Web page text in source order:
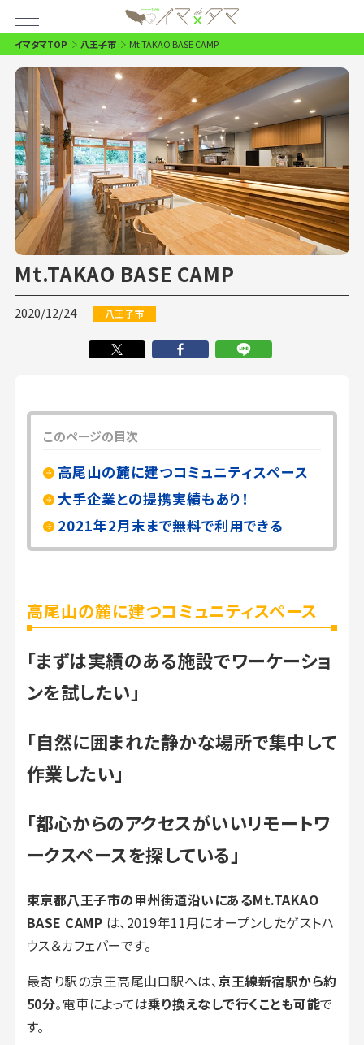
イマタマTOP 八王子市 Mt.TAKAO BASE CAMP
Mt.TAKAO BASE CAMP
2020/12/24 八王子市
このページの目次
高尾山の麓に建つコミュニティスペース
大手企業との提携実績もあり！
2021年2月末まで無料で利用できる
高尾山の麓に建つコミュニティスペース
「まずは実績のある施設でワーケーショ
ンを試したい」
「自然に囲まれた静かな場所で集中して
作業したい」
「都心からのアクセスがいいリモートワ
ークスペースを探している」
東京都八王子市の甲州街道沿いにあるMt.TAKAO
BASE CAMP は、2019年11月にオープンしたゲストハ
ウス＆カフェバーです。
最寄り駅の京王高尾山口駅へは、京王線新宿駅から約
50分。電車によっては乗り換えなしで行くことも可能で
す。